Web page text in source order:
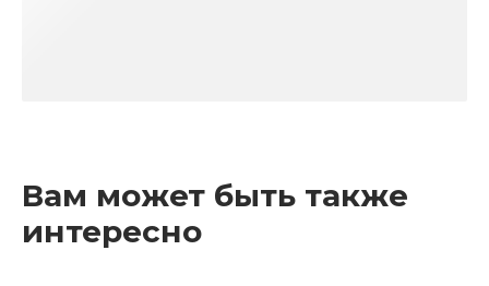
Вам может быть также
интересно